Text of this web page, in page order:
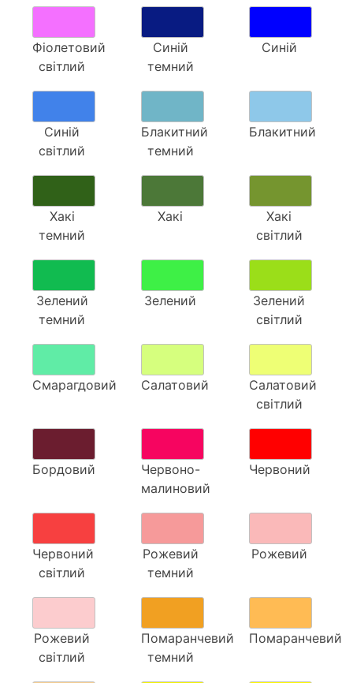
Фіолетовий
світлий
Синій
темний
Синій
Синій
світлий
Блакитний
темний
Блакитний
Хакі
темний
Хакі
Хакі
світлий
Зелений
темний
Зелений
Зелений
світлий
Смарагдовий Салатовий
Салатовий
світлий
Бордовий
Червоно-
малиновий
Червоний
Червоний
світлий
Рожевий
темний
Рожевий
Рожевий
світлий
Помаранчевий
темний
Помаранчевий